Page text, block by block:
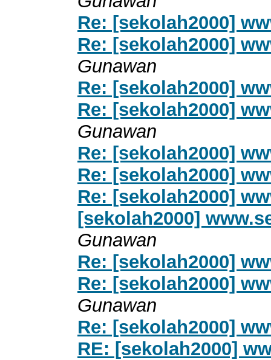
Re: [sekolah2000]
Re: [sekolah2000]
Gunawan
Re: [sekolah2000]
Re: [sekolah2000]
Gunawan
Re: [sekolah2000]
Re: [sekolah2000]
Re: [sekolah2000]
[sekolah2000]
Gunawan
Re: [sekolah2000]
Re: [sekolah2000]
Gunawan
Re: [sekolah2000]
RE: [sekolah2000]